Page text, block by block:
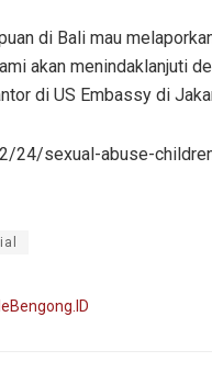
di Bali mau
akan menindaklanjuti
di US Embassy di
24/sexual-abuse-